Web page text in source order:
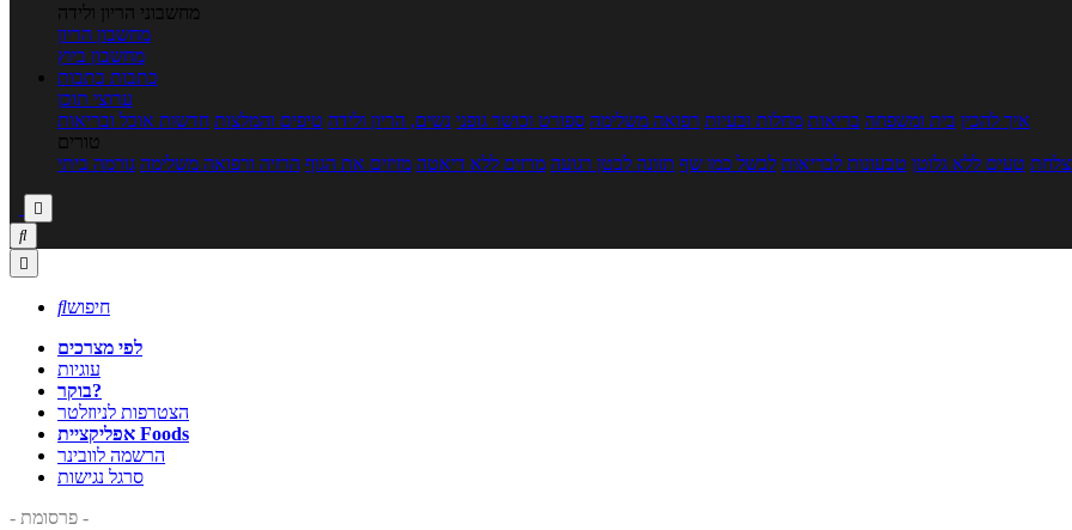
מחשבוני הריון ולידה
מחשבון הריון
מחשבון ביוץ
כתבות כתבות
ערוצי תוכן
איך להכין בית ומשפחה בריאות מחלות ובעיות רפואה משלימה ספורט וכושר גופני נשים, הריון ולידה טיפים והמלצות חדשות אוכל ובריאות
טורים
טעים ללא גלוטן טבעונות לבריאות לבשל כמו שף תזונה לבטן רגועה מרזים ללא דיאטה מזיזים את הגוף הרזיה ורפואה משלימה גורמה ביתי



חיפוש
לפי מצרכים
עוגיות
בוקר?
הצטרפות לניוזלטר
אפליקציית Foods
הרשמה לוובינר
סרגל נגישות
- פרסומת -